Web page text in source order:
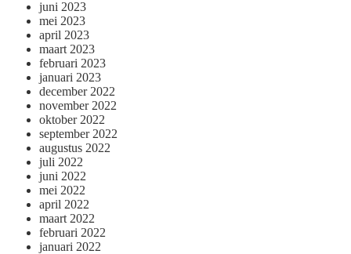
juni 2023
mei 2023
april 2023
maart 2023
februari 2023
januari 2023
december 2022
november 2022
oktober 2022
september 2022
augustus 2022
juli 2022
juni 2022
mei 2022
april 2022
maart 2022
februari 2022
januari 2022